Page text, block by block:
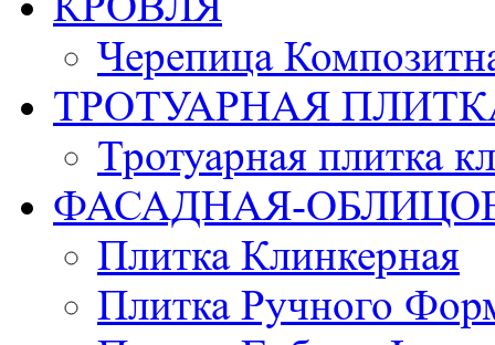
Черепица
ТРОТУАРНАЯ
Тротуарная плитка
ФАСАДНАЯ-
Плитка Клинкерная
Плитка Ручного